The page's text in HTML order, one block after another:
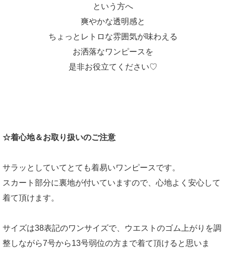
という方へ
爽やかな透明感と
ちょっとレトロな雰囲気が味わえる
お洒落なワンピースを
是非お役立てください♡
☆着心地＆お取り扱いのご注意
サラッとしていてとても着易いワンピースです。
スカート部分に裏地が付いていますので、心地よく安心して
着て頂けます。
サイズは38表記のワンサイズで、ウエストのゴム上がりを調
整しながら7号から13号弱位の方まで着て頂けると思いま